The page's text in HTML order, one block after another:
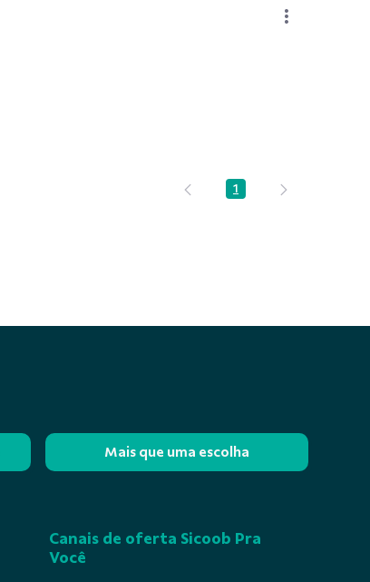
Página
1
Mais que uma escolha
Canais de oferta Sicoob Pra
Você